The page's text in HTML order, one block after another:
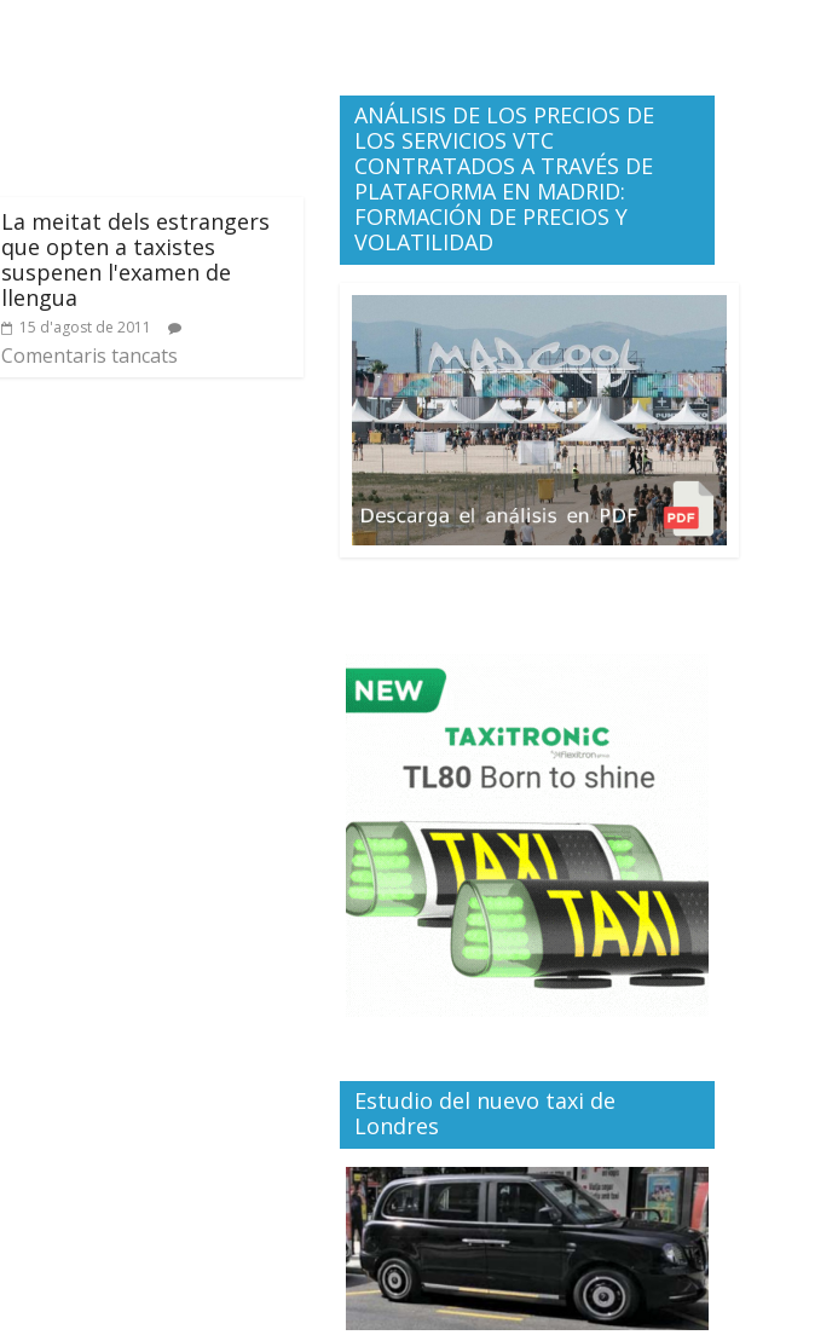
La meitat dels estrangers
que opten a taxistes
suspenen l'examen de
llengua
15 d'agost de 2011
Comentaris tancats
ANÁLISIS DE LOS PRECIOS DE
LOS SERVICIOS VTC
CONTRATADOS A TRAVÉS DE
PLATAFORMA EN MADRID:
FORMACIÓN DE PRECIOS Y
VOLATILIDAD
Estudio del nuevo taxi de
Londres